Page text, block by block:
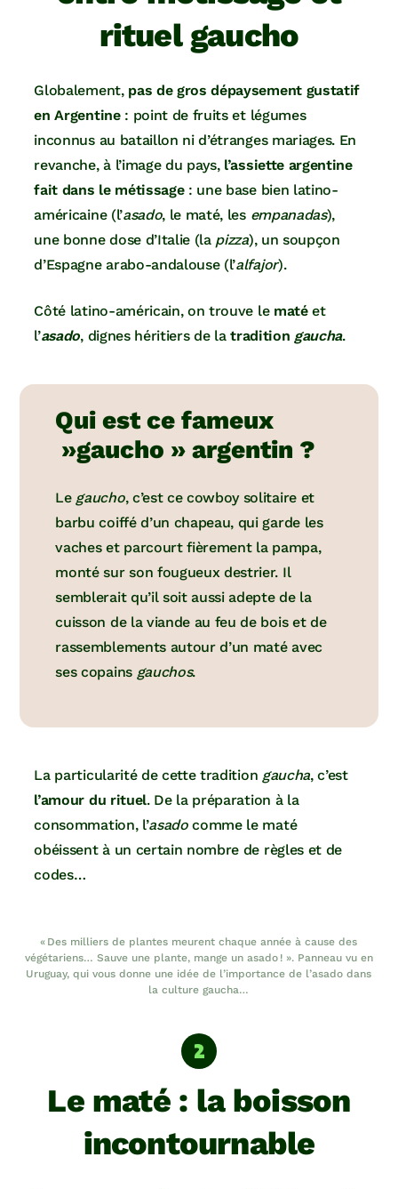
rituel gaucho
Globalement, pas de gros dépaysement gustatif
en Argentine: point de fruits et légumes
inconnus au bataillon ni d’étranges mariages. En
revanche, à l’image du pays,l’assiette argentine
fait dans le métissage: une base bien latino-
américaine (l’asado, le maté, les empanadas),
une bonne dose d’Italie (la pizza), un soupçon
d’Espagne arabo-andalouse (l’alfajor).
Côté latino-américain, on trouve le matéet
l’asado, dignes héritiers de latradition gaucha.
Qui est ce fameux
»gaucho » argentin ?
Le gaucho, c’est ce cowboy solitaire et
barbu coiffé d’un chapeau, qui garde les
vaches et parcourt fièrement la pampa,
monté sur son fougueux destrier. Il
semblerait qu’il soit aussi adepte de la
cuisson de la viande au feu de bois et de
rassemblements autour d’un maté avec
ses copainsgauchos.
La particularité de cette tradition gaucha, c’est
l’amour du rituel. De la préparation à la
consommation, l’asadocomme le maté
obéissent à un certain nombre de règles et de
codes…
« Des milliers de plantes meurent chaque année à cause des
végétariens… Sauve une plante, mange un asado ! ». Panneau vu en
Uruguay, qui vous donne une idée de l’importance de l’asado dans
la culture gaucha…
Le maté : la boisson
incontournable